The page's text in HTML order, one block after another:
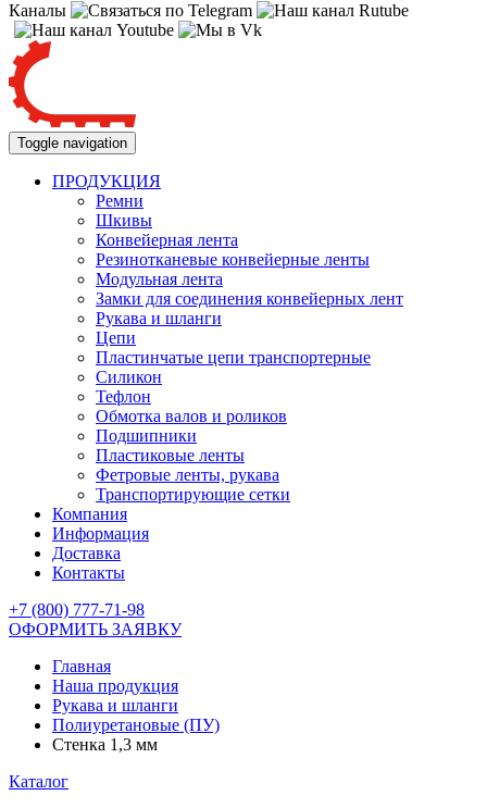
Каналы
Toggle navigation
ПРОДУКЦИЯ
Ремни
Шкивы
Конвейерная лента
Резинотканевые конвейерные ленты
Модульная лента
Замки для соединения конвейерных лент
Рукава и шланги
Цепи
Пластинчатые цепи транспортерные
Силикон
Тефлон
Обмотка валов и роликов
Подшипники
Пластиковые ленты
Фетровые ленты, рукава
Транспортирующие сетки
Компания
Информация
Доставка
Контакты
+7 (800) 777-71-98
ОФОРМИТЬ ЗАЯВКУ
Главная
Наша продукция
Рукава и шланги
Полиуретановые (ПУ)
Стенка 1,3 мм
Каталог